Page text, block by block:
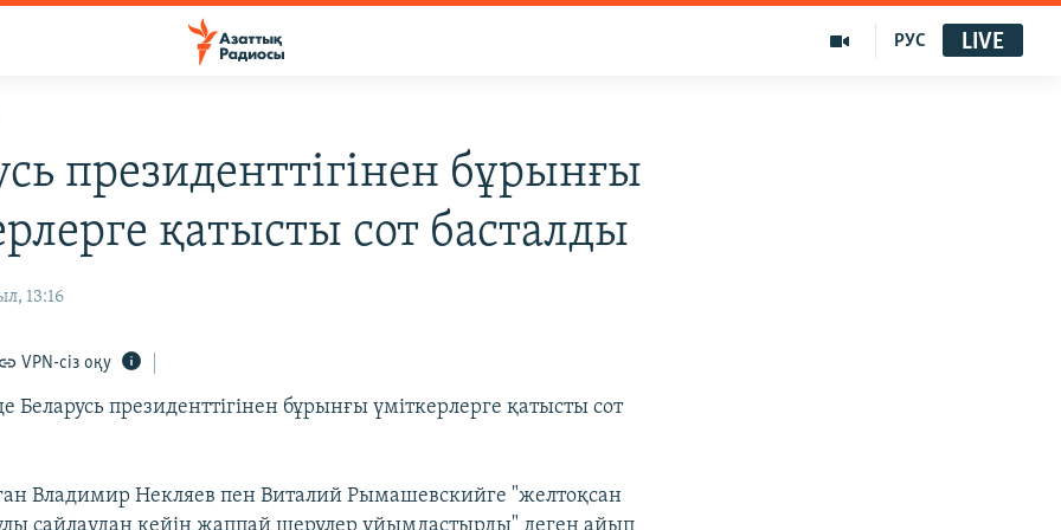
РУС LIVE
президенттігінен бұрынғы
қатысты сот басталды
13:16
VPN-сіз оқу
Беларусь президенттігінен бұрынғы үміткерлерге қатысты сот
Владимир Некляев пен Виталий Рымашевскийге "желтоқсан